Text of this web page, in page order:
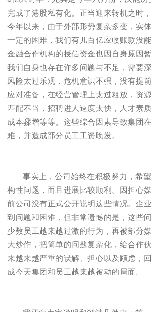
完成了港股私有化。正当迎来转机之时
今年以来，由于外部形势复杂多变，实
一定的困难，我们有几百亿应收账款没
金融合作机构的授信资金也因自身原因
我们自身也存在许多问题与不足，需要
风险太过乐观，危机意识不强，没有提
应对准备，在经营管理上太过粗放，资
匹配不当，招聘进人速度太快，人才素
成本骤增等等。这些综合因素导致集团
难，并造成部分员工工资晚发。
事实上，公司始终在积极努力，希
构性问题，而且进展比较顺利。因担心
前公司没有正式公开说明这些情况。企
到问题和困难，但非常遗憾的是，这些
少数员工越来越过激的行为，再被部分
大炒作，把简单的问题复杂化，给合作
来越来越严重的误解、担心以及顾虑，
成今天集团和员工越来越被动的局面。